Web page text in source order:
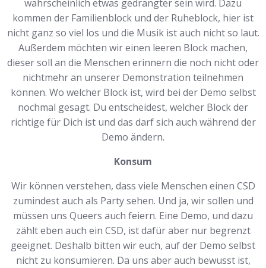
wahrscheinlich etwas gedrängter sein wird. Dazu
kommen der Familienblock und der Ruheblock, hier ist
nicht ganz so viel los und die Musik ist auch nicht so laut.
Außerdem möchten wir einen leeren Block machen,
dieser soll an die Menschen erinnern die noch nicht oder
nichtmehr an unserer Demonstration teilnehmen
können. Wo welcher Block ist, wird bei der Demo selbst
nochmal gesagt. Du entscheidest, welcher Block der
richtige für Dich ist und das darf sich auch während der
Demo ändern.
Konsum
Wir können verstehen, dass viele Menschen einen CSD
zumindest auch als Party sehen. Und ja, wir sollen und
müssen uns Queers auch feiern. Eine Demo, und dazu
zählt eben auch ein CSD, ist dafür aber nur begrenzt
geeignet. Deshalb bitten wir euch, auf der Demo selbst
nicht zu konsumieren. Da uns aber auch bewusst ist,